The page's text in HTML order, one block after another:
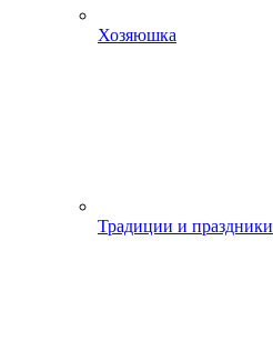
Хозяюшка
Традиции и праздники